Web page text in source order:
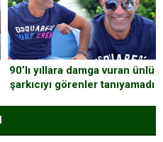
90’lı yıllara damga vuran ünlü
şarkıcıyı görenler tanıyamadı